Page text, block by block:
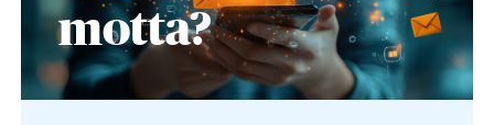
motta?